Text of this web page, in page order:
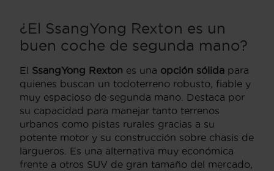
¿El SsangYong Rexton es un
buen coche de segunda mano?
El SsangYong Rexton es una opción sólida para
quienes buscan un todoterreno robusto, fiable y
muy espacioso de segunda mano. Destaca por
su capacidad para manejar tanto terrenos
urbanos como pistas rurales gracias a su
potente motor y su construcción sobre chasis de
largueros. Es una alternativa muy económica
frente a otros SUV de gran tamaño del mercado,